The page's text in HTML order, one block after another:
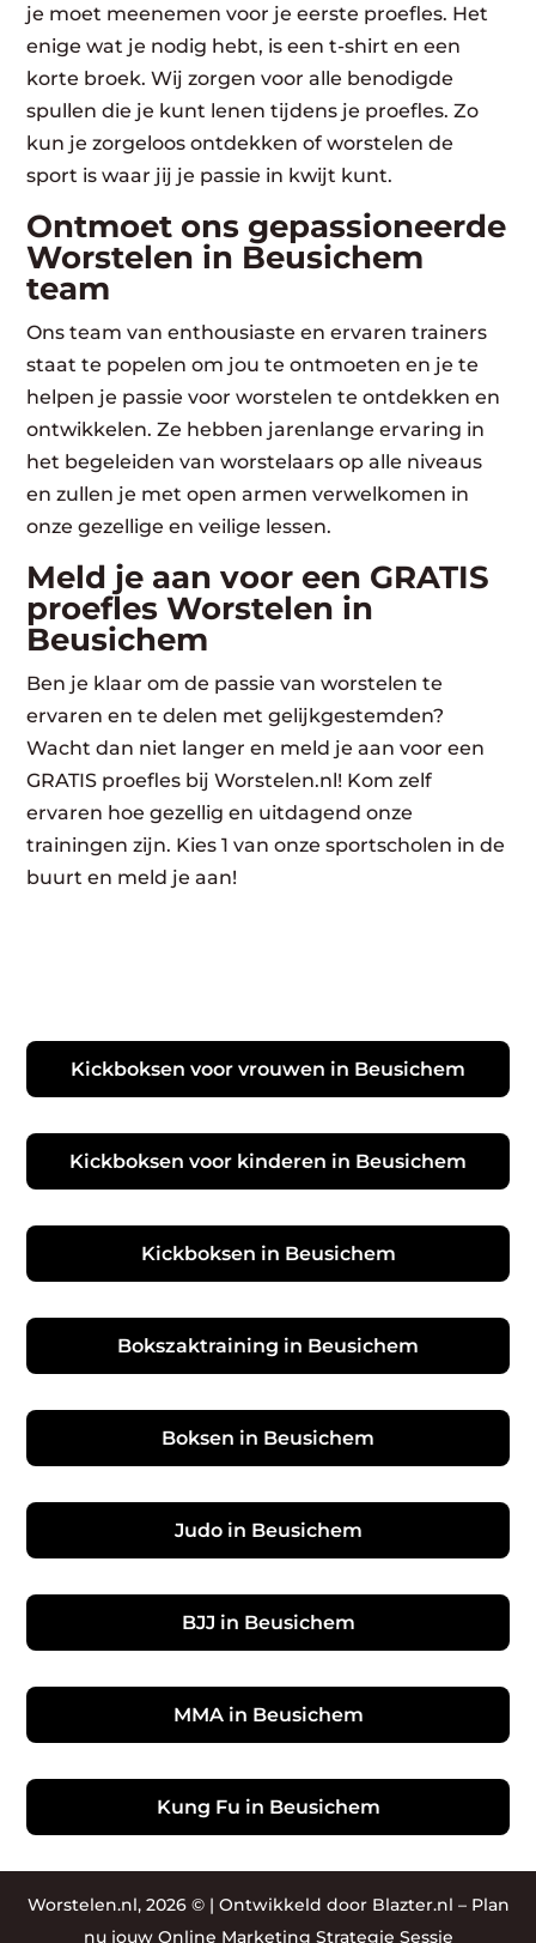
je moet meenemen voor je eerste proefles. Het
enige wat je nodig hebt, is een t-shirt en een
korte broek. Wij zorgen voor alle benodigde
spullen die je kunt lenen tijdens je proefles. Zo
kun je zorgeloos ontdekken of worstelen de
sport is waar jij je passie in kwijt kunt.
Ontmoet ons gepassioneerde
Worstelen in Beusichem
team
Ons team van enthousiaste en ervaren trainers
staat te popelen om jou te ontmoeten en je te
helpen je passie voor worstelen te ontdekken en
ontwikkelen. Ze hebben jarenlange ervaring in
het begeleiden van worstelaars op alle niveaus
en zullen je met open armen verwelkomen in
onze gezellige en veilige lessen.
Meld je aan voor een GRATIS
proefles Worstelen in
Beusichem
Ben je klaar om de passie van worstelen te
ervaren en te delen met gelijkgestemden?
Wacht dan niet langer en meld je aan voor een
GRATIS proefles bij Worstelen.nl! Kom zelf
ervaren hoe gezellig en uitdagend onze
trainingen zijn. Kies 1 van onze sportscholen in de
buurt en meld je aan!
Kickboksen voor vrouwen in Beusichem
Kickboksen voor kinderen in Beusichem
Kickboksen in Beusichem
Bokszaktraining in Beusichem
Boksen in Beusichem
Judo in Beusichem
BJJ in Beusichem
MMA in Beusichem
Kung Fu in Beusichem
Worstelen.nl, 2026 © | Ontwikkeld door Blazter.nl – Plan
nu jouw Online Marketing Strategie Sessie